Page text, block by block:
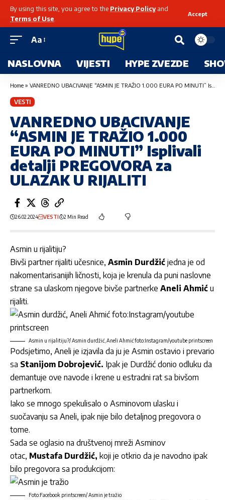
By using this site, you agree to the Privacy Policyand
Terms of Use
Accept
Aa
NASLOVNA VIJESTI HYPE ZVEZDE
Home » VANREDNO UBACIVANJE “ASMIN JE TRAŽIO 1.000 EURA PO MINUTI” Isplivali detalji PREGOVORA za ULAZAK U RIJALITI
VESTI
VANREDNO UBACIVANJE
“ASMIN JE TRAŽIO 1.000
EURA PO MINUTI” Isplivali
detalji PREGOVORA za
ULAZAK U RIJALITI
26.02.2024 VESTI 2 Min Read
Asmin u rijalitiju?
Bivši partner rijaliti učesnice, Asmin Durdžić jedna je od
nakomentarisanijih ličnosti, koja je krenula da puni naslovne
strane sa ulaskom njegove bivše partnerke Aneli Ahmić u
rijaliti.
Asmin u rijalitiju?/ Asmin durdžić, Aneli Ahmić foto:Instagram/youtube printscreen
Podsjetimo, Aneli je izjavila da ju je Asmin ostavio i prevario
sa Stanijom Dobrojević. Ipak je Durdžić donio odluku da
demantuje ove navode i krene u estradni rat sa bivšom
partnerkom.
Iako se mnogo spekulisalo o Asminovom ulasku i
suočavanju sa Aneli, ipak nije bilo detaljnog pregovora o
tome.
Sada se oglasio na društvenoj mreži Asminov
otac, Mustafa Durdžić, koji je otkrio da je navodno ipak
bilo pregovora sa produkcijom:
Foto:Facebook printscreen/ Asmin je tražio